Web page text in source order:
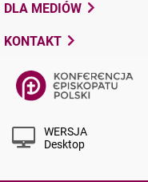
DLA MEDIÓW
KONTAKT
WERSJA
Desktop